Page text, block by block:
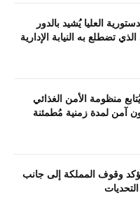
العليا يُشيد بالدور
تضطلع به النيابة الإدارية
منظومة الأمن الغذائي
آمن لمدة زمنية مُطمئنة
وقوف المملكة إلى جانب